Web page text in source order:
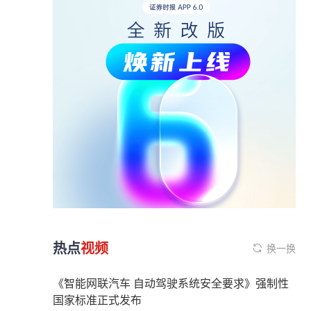
热点视频 换一换
《智能网联汽车 自动驾驶系统安全要求》强制性
国家标准正式发布